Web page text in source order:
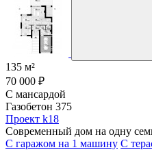
135 м²
70 000 ₽
С мансардой
Газобетон 375
Проект k18
Современный дом на одну
С гаражом на 1 машину С